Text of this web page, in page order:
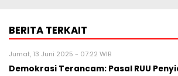
BERITA TERKAIT
Jumat, 13 Juni 2025 - 07:22 WIB
Demokrasi Terancam: Pasal RUU